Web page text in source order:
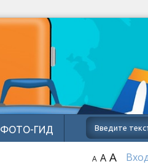
ФОТО-ГИД
A A A